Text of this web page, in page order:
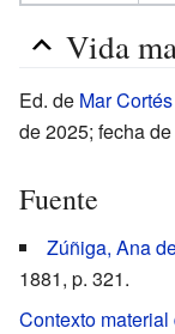
Vida
Ed. de Mar
de 2025; fecha
Fuente
Zúñiga, Ana
1881, p. 321.
Contexto